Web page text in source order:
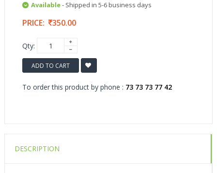
Available- Shipped in 5-6 business days
PRICE: 350.00
Qty:
ADD TO CART
To order this product by phone : 73 73 73 77 42
DESCRIPTION